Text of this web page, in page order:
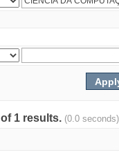
1 results. (0.0 seconds)